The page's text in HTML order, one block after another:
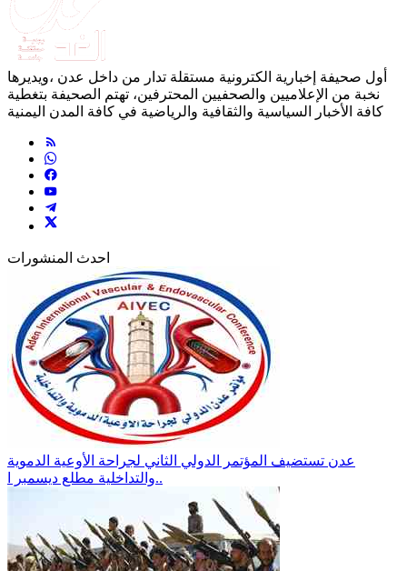
أول صحيفة إخبارية الكترونية مستقلة تدار من داخل عدن ،ويديرها
نخبة من الإعلاميين والصحفيين المحترفين، تهتم الصحيفة بتغطية
كافة الأخبار السياسية والثقافية والرياضية في كافة المدن اليمنية
احدث المنشورات
عدن تستضيف المؤتمر الدولي الثاني لجراحة الأوعية الدموية
والتداخلية مطلع ديسمبر ا..